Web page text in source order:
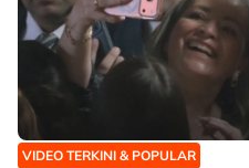
VIDEO TERKINI & POPULAR